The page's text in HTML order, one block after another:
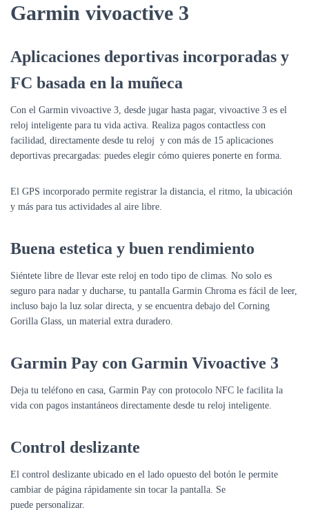
Garmin vivoactive 3
Aplicaciones deportivas incorporadas y
FC basada en la muñeca
Con el Garmin vivoactive 3, desde jugar hasta pagar, vivoactive 3 es el
reloj inteligente para tu vida activa. Realiza pagos contactless con
facilidad, directamente desde tu reloj y con más de 15 aplicaciones
deportivas precargadas: puedes elegir cómo quieres ponerte en forma.
El GPS incorporado permite registrar la distancia, el ritmo, la ubicación
y más para tus actividades al aire libre.
Buena estetica y buen rendimiento
Siéntete libre de llevar este reloj en todo tipo de climas. No solo es
seguro para nadar y ducharse, tu pantalla Garmin Chroma es fácil de leer,
incluso bajo la luz solar directa, y se encuentra debajo del Corning
Gorilla Glass, un material extra duradero.
Garmin Pay con Garmin Vivoactive 3
Deja tu teléfono en casa, Garmin Pay con protocolo NFC le facilita la
vida con pagos instantáneos directamente desde tu reloj inteligente.
Control deslizante
El control deslizante ubicado en el lado opuesto del botón le permite
cambiar de página rápidamente sin tocar la pantalla. Se
puede personalizar.